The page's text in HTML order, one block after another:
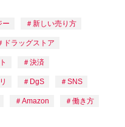
ー 新しい売り方
ドラッグストア
決済
DgS SNS
Amazon 働き方